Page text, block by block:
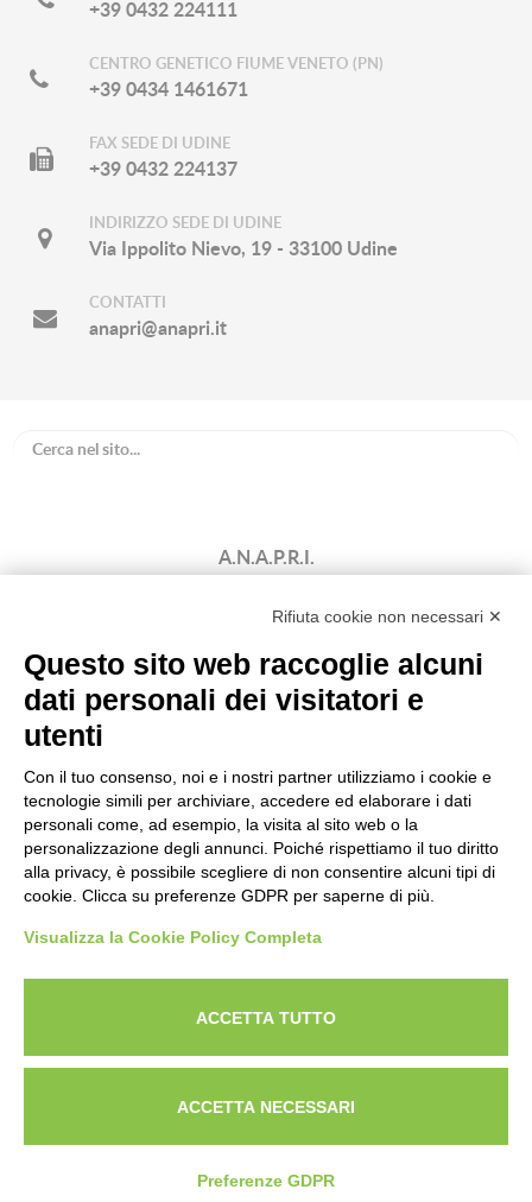
+39 0432 224111
CENTRO GENETICO FIUME VENETO (PN)
+39 0434 1461671
FAX SEDE DI UDINE
+39 0432 224137
INDIRIZZO SEDE DI UDINE
Via Ippolito Nievo, 19 - 33100 Udine
CONTATTI
anapri@anapri.it
A.N.A.P.R.I.
Bovini di Razza Pezzata Rossa Italiana
Codice Fiscale: 80009310303
ANAPRI Webmaster
Rifiuta cookie non necessari ✕
Questo sito web raccoglie alcuni
dati personali dei visitatori e
utenti
Con il tuo consenso, noi e i nostri partner utilizziamo i cookie e
tecnologie simili per archiviare, accedere ed elaborare i dati
personali come, ad esempio, la visita al sito web o la
personalizzazione degli annunci. Poiché rispettiamo il tuo diritto
alla privacy, è possibile scegliere di non consentire alcuni tipi di
cookie. Clicca su preferenze GDPR per saperne di più.
Visualizza la Cookie Policy Completa
ACCETTA TUTTO
ACCETTA NECESSARI
Preferenze GDPR